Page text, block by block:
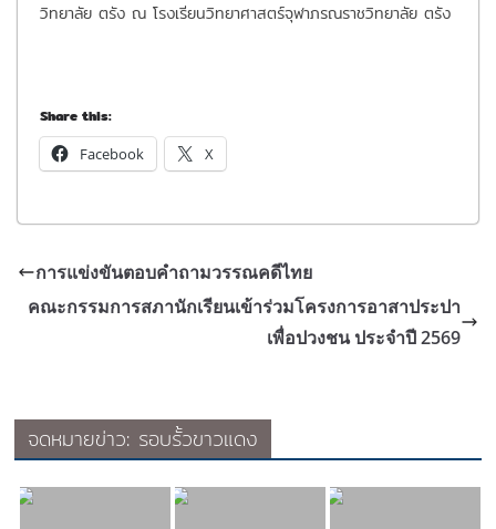
วิทยาลัย ตรัง ณ โรงเรียนวิทยาศาสตร์จุฬาภรณราชวิทยาลัย ตรัง
Share this:
Facebook X
การแข่งขันตอบคำถามวรรณคดีไทย
คณะกรรมการสภานักเรียนเข้าร่วมโครงการอาสาประปา
เพื่อปวงชน ประจำปี 2569
จดหมายข่าว: รอบรั้วขาวแดง